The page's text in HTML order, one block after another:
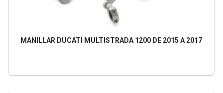
MANILLAR DUCATI MULTISTRADA 1200 DE 2015 A 2017